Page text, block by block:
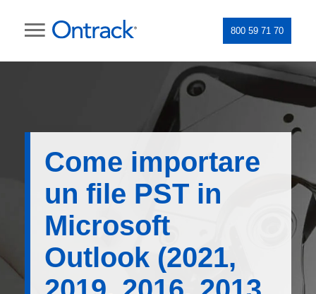
800 59 71 70
Come importare
un file PST in
Microsoft
Outlook (2021,